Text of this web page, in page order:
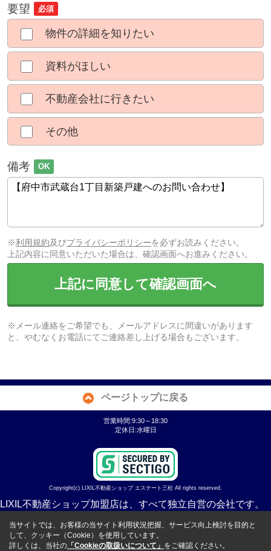
要望 必須
物件の詳細を知りたい
資料がほしい
不動産会社に行きたい
その他
備考 OK
※利用規約及びプライバシーポリシーを必ずお読みください。
上記内容に同意いただいた場合は、確認画面へお進みください。
上記に同意して確認画面へ
※メール連絡をご希望でも、メールアドレスに間違いがあります
と、やむなくお電話にてご連絡差し上げる場合もございます。
ページトップに戻る
営業時間:9:30～18:30
定休日:水曜日
Copyright(c) LIXIL不動産ショップ エステート三松 All rights reserved.
LIXIL不動産ショップ加盟店は、すべて独立自営の会社です。
当サイトでは、お客様の当サイト利用状況把握、サービス向上検討を目的と
して、クッキー（Cookie）を使用しています。
詳しくは、当社の 「Cookieの取扱いについて」 をご確認ください。